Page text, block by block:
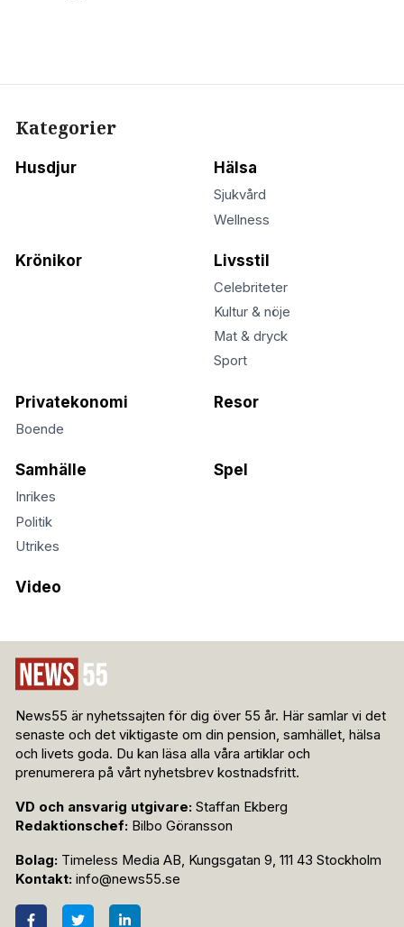
Kategorier
Husdjur Hälsa
Sjukvård
Wellness
Krönikor Livsstil
Celebriteter
Kultur & nöje
Mat & dryck
Sport
Privatekonomi
Boende
Resor
Samhälle
Inrikes
Politik
Utrikes
Spel
Video
News55 är nyhetssajten för dig över 55 år. Här samlar vi det
senaste och det viktigaste om din pension, samhället, hälsa
och livets goda. Du kan läsa alla våra artiklar och
prenumerera på vårt nyhetsbrev kostnadsfritt.
VD och ansvarig utgivare: Staffan Ekberg
Redaktionschef: Bilbo Göransson
Bolag: Timeless Media AB, Kungsgatan 9, 111 43 Stockholm
Kontakt: info@news55.se